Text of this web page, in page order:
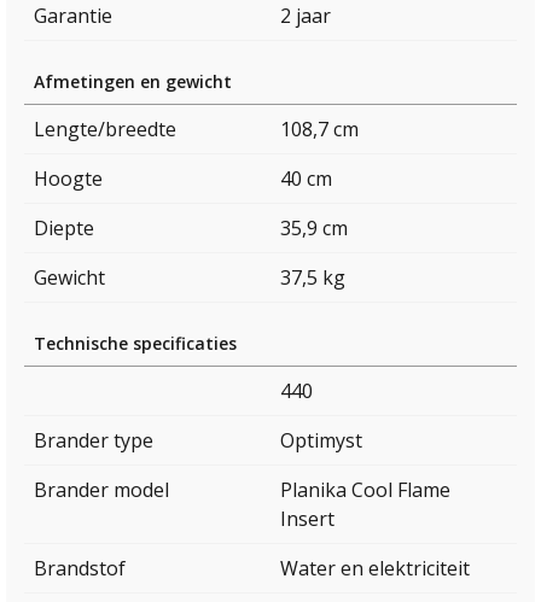
Garantie
2 jaar
Afmetingen en gewicht
Lengte/breedte
108,7 cm
Hoogte
40 cm
Diepte
35,9 cm
Gewicht
37,5 kg
Technische specificaties
440
Brander type
Optimyst
Brander model
Planika Cool Flame
Insert
Brandstof
Water en elektriciteit